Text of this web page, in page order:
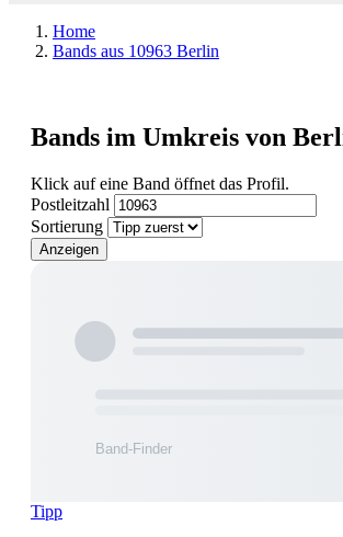
Home
Bands aus 10963 Berlin
Bands im Umkreis von
Klick auf eine Band öffnet das Profil.
Postleitzahl
Sortierung
Anzeigen
Tipp